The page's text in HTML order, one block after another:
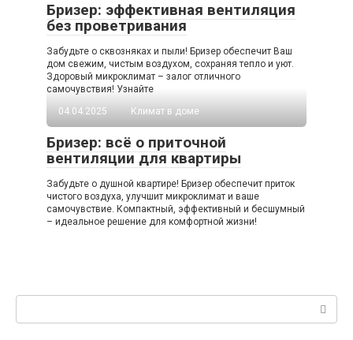
Бризер: эффективная вентиляция
без проветривания
Забудьте о сквозняках и пыли! Бризер обеспечит Ваш
дом свежим, чистым воздухом, сохраняя тепло и уют.
Здоровый микроклимат – залог отличного
самочувствия! Узнайте
04.04.2025
Климат в доме
Бризер: всё о приточной
вентиляции для квартиры
Забудьте о душной квартире! Бризер обеспечит приток
чистого воздуха, улучшит микроклимат и ваше
самочувствие. Компактный, эффективный и бесшумный
– идеальное решение для комфортной жизни!